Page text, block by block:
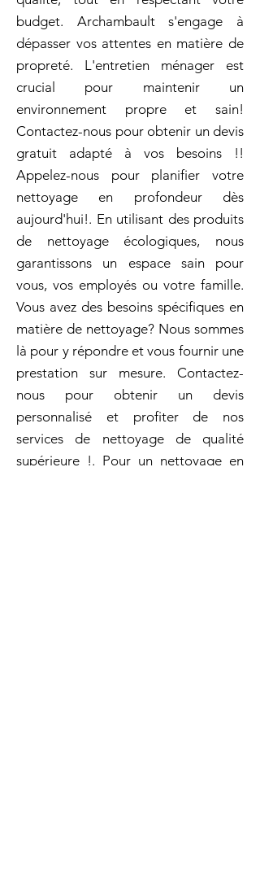
budget. Archambault s'engage à
dépasser vos attentes en matière de
propreté. L'entretien ménager est
crucial pour maintenir un
environnement propre et sain!
Contactez-nous pour obtenir un devis
gratuit adapté à vos besoins !!
Appelez-nous pour planifier votre
nettoyage en profondeur dès
aujourd'hui!. En utilisant des produits
de nettoyage écologiques, nous
garantissons un espace sain pour
vous, vos employés ou votre famille.
Vous avez des besoins spécifiques en
matière de nettoyage? Nous sommes
là pour y répondre et vous fournir une
prestation sur mesure. Contactez-
nous pour obtenir un devis
personnalisé et profiter de nos
services de nettoyage de qualité
supérieure !. Pour un nettoyage en